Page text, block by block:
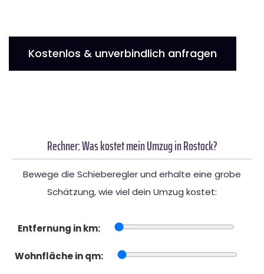
Kostenlos & unverbindlich anfragen
Rechner: Was kostet mein Umzug in Rostock?
Bewege die Schieberegler und erhalte eine grobe
Schätzung, wie viel dein Umzug kostet:
Entfernung in km:
Wohnfläche in qm: